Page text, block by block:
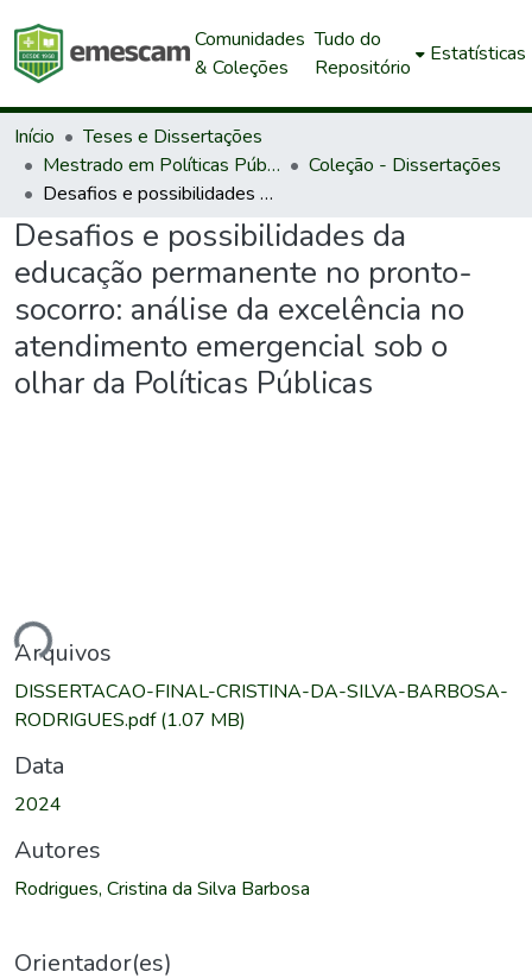
Comunidades
& Coleções
Tudo do
Repositório
Estatísticas
Início
Teses e Dissertações
Mestrado em Políticas Públicas e Desenvolvimento Local
Coleção - Dissertações
Desafios e possibilidades da educação permanente no pronto-socorro: análise da excelência no atendimento emergencial sob o olhar da Políticas Públicas
Desafios e possibilidades da
educação permanente no pronto-
socorro: análise da excelência no
atendimento emergencial sob o
olhar da Políticas Públicas
Arquivos
DISSERTACAO-FINAL-CRISTINA-DA-SILVA-BARBOSA-
RODRIGUES.pdf(1.07 MB)
Data
2024
Autores
Rodrigues, Cristina da Silva Barbosa
Orientador(es)